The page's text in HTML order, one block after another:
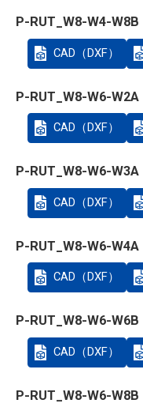
P-RUT_W8-W4-W8B
CAD（DXF）
P-RUT_W8-W6-W2A
CAD（DXF）
P-RUT_W8-W6-W3A
CAD（DXF）
P-RUT_W8-W6-W4A
CAD（DXF）
P-RUT_W8-W6-W6B
CAD（DXF）
P-RUT_W8-W6-W8B